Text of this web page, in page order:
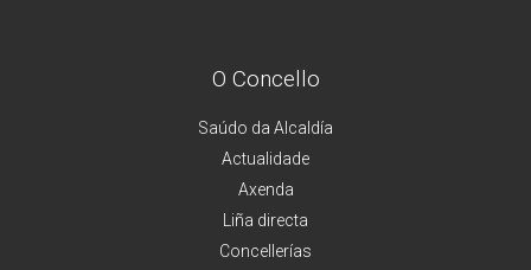
O Concello
Saúdo da Alcaldía
Actualidade
Axenda
Liña directa
Concellerías